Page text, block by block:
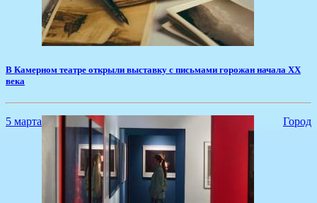
​В Камерном театре открыли выставку с письмами горожан начала XX
века
5 марта Город